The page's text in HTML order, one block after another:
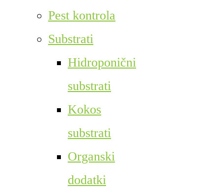
Pest kontrola
Substrati
Hidroponični
substrati
Kokos
substrati
Organski
dodatki